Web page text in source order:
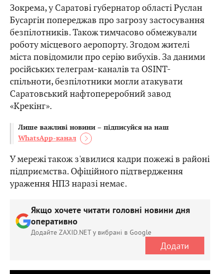
Зокрема, у Саратові губернатор області Руслан
Бусаргін попереджав про загрозу застосування
безпілотників. Також тимчасово обмежували
роботу місцевого аеропорту. Згодом жителі
міста повідомили про серію вибухів. За даними
російських телеграм-каналів та OSINT-
спільноти, безпілотники могли атакувати
Саратовський нафтопереробний завод
«Крекінг».
Лише важливі новини – підписуйся на наш
WhatsApp-канал
У мережі також з'явилися кадри пожежі в районі
підприємства. Офіційного підтвердження
ураження НПЗ наразі немає.
Якщо хочете читати головні новини дня
оперативно
Додайте ZAXID.NET у вибрані в Google
Додати